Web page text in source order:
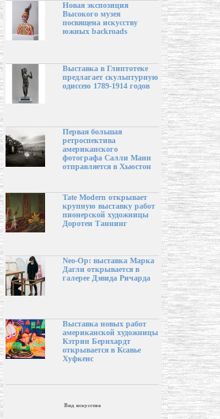
Новая экспозиция
Высокого музея
посвящена искусству
южных backroads
Выставка в Глиптотеке
предлагает скульптурную
одиссею 1789-1914 годов
Первая большая
ретроспектива
американского
фотографа Салли Манн
отправляется в Хьюстон
Tate Modern открывает
крупную выставку работ
пионерской художницы
Доротеи Таннинг
Neo-Op: выставка Марка
Дагли открывается в
галерее Дэвида Ричарда
Выставка новых работ
американской художницы
Кэтрин Бернхардт
открывается в Ксавье
Хуфкенс
Вид искусства